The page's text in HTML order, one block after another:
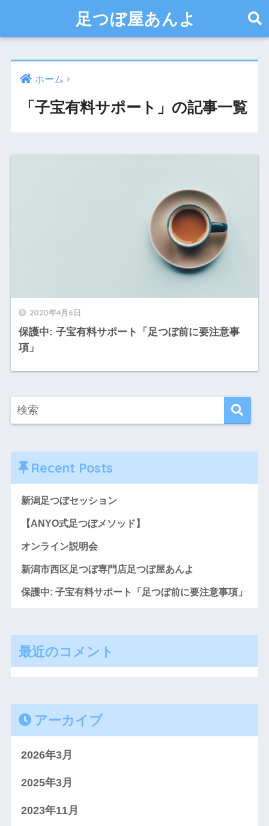
足つぼ屋あんよ
ホーム
「子宝有料サポート」の記事一覧
2020年4月6日
保護中: 子宝有料サポート「足つぼ前に要注意事
項」
Recent Posts
新潟足つぼセッション
【ANYO式足つぼメソッド】
オンライン説明会
新潟市西区足つぼ専門店足つぼ屋あんよ
保護中: 子宝有料サポート「足つぼ前に要注意事項」
最近のコメント
アーカイブ
2026年3月
2025年3月
2023年11月